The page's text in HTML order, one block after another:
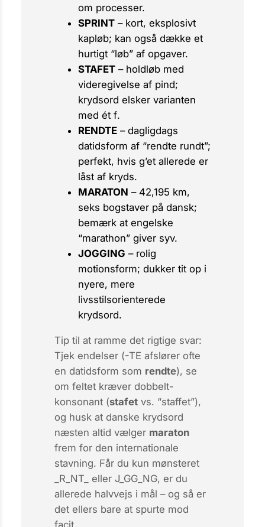
om processer.
SPRINT– kort, eksplosivt
kapløb; kan også dække et
hurtigt “løb” af opgaver.
STAFET– holdløb med
videregivelse af pind;
krydsord elsker varianten
med ét f.
RENDTE– dagligdags
datidsform af “rendte rundt”;
perfekt, hvis g’et allerede er
låst af kryds.
MARATON – 42,195 km,
seks bogstaver på dansk;
bemærk at engelske
“marathon” giver syv.
JOGGING – rolig
motionsform; dukker tit op i
nyere, mere
livsstilsorienterede
krydsord.
Tip til at ramme det rigtige svar:
Tjek endelser (-TE afslører ofte
en datidsform som rendte), se
om feltet kræver dobbelt-
konsonant (stafetvs. “staffet”),
og husk at danske krydsord
næsten altid vælger maraton
frem for den internationale
stavning. Får du kun mønsteret
_R_NT_ eller J_GG_NG, er du
allerede halvvejs i mål – og så er
det ellers bare at spurte mod
facit.